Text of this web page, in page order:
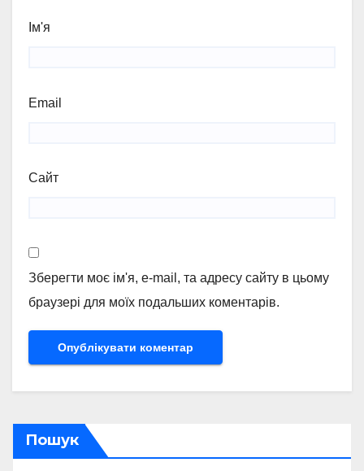
Ім'я
Email
Сайт
Зберегти моє ім'я, e-mail, та адресу сайту в цьому
браузері для моїх подальших коментарів.
Пошук